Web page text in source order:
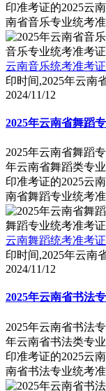
印准考证的2025云
南省音乐专业统考
云南音乐统考准考
印时间,2025年云南
2024/11/12
2025年云南省舞蹈
2025年云南省舞蹈
年云南省舞蹈类专
印准考证的2025云
南省舞蹈专业统考
云南舞蹈统考准考
印时间,2025年云南
2024/11/12
2025年云南省书法
2025年云南省书法
年云南省书法类专
印准考证的2025云
南省书法专业统考